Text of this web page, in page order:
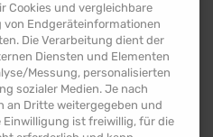
15 € inkl.
Cookies und vergleichbare
Endgeräteinformationen
Die Verarbeitung dient der
Diensten und Elementen
Messung, personalisierten
sozialer Medien. Je nach
an Dritte weitergegeben und
Einwilligung ist freiwillig, für die